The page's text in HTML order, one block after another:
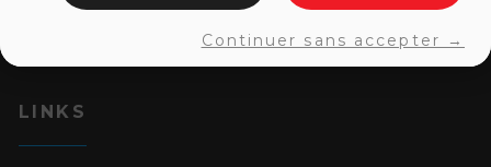
LINKS
Continuer sans accepter →